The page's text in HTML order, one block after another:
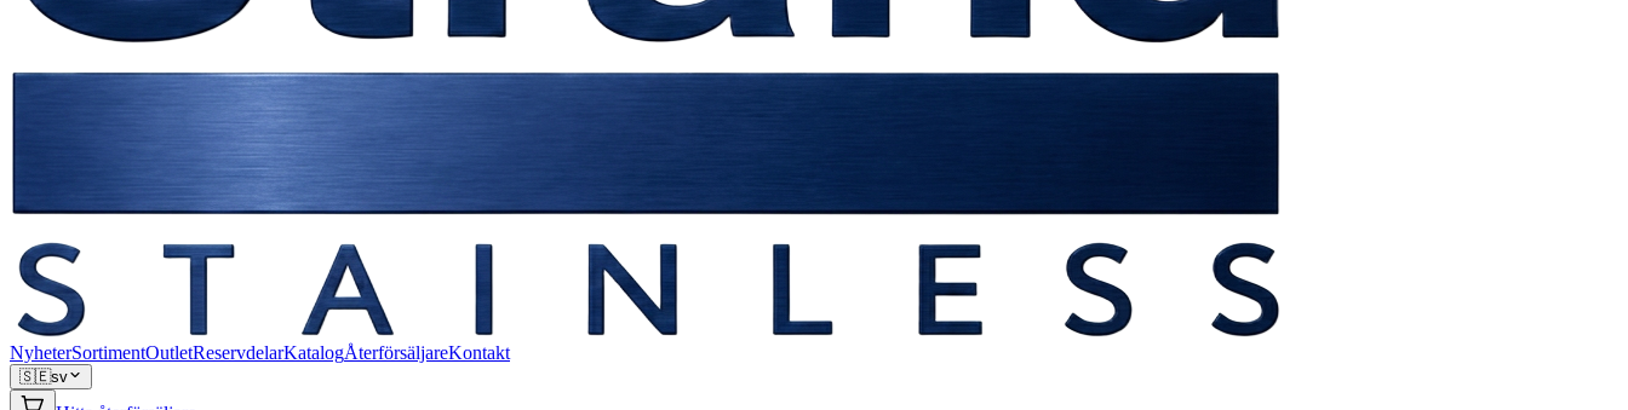
NyheterSortimentOutletReservdelarKatalogÅterförsäljareKontakt
🇸🇪sv